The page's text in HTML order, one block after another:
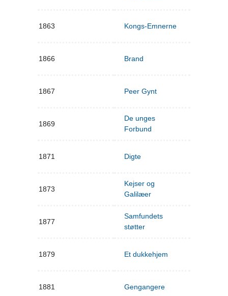
1863 Kongs-Emnerne
1866 Brand
1867 Peer Gynt
1869
De unges
Forbund
1871 Digte
1873
Kejser og
Galilæer
1877
Samfundets
støtter
1879 Et dukkehjem
1881 Gengangere